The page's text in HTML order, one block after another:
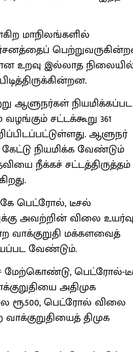
மாநிலங்களில்
உறவு இல்லாத
ஆளுநர்கள் நியமிக்கப்பட
சட்டக்கூறு 361
ஆளுநர்
நியமிக்க வேண்டும்
நீக்கச் சட்டத்திருத்தம்
பெட்ரோல், டீசல்
அவற்றின் விலை உயர்வு
வாக்குறுதி மக்களவைத்
வேண்டும்.
மேற்கொண்டு, பெட்ரோல்-
அதிமுக
ரூ.500, பெட்ரோல் விலை
திமுக